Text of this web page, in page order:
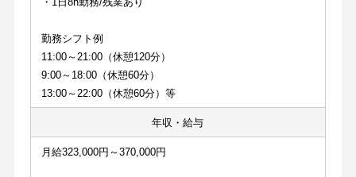
勤務シフト例
11:00～21:00（休憩120分）
9:00～18:00（休憩60分）
13:00～22:00（休憩60分）等
年収・給与
月給323,000円～370,000円